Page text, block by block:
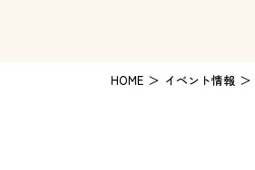
HOME イベント情報